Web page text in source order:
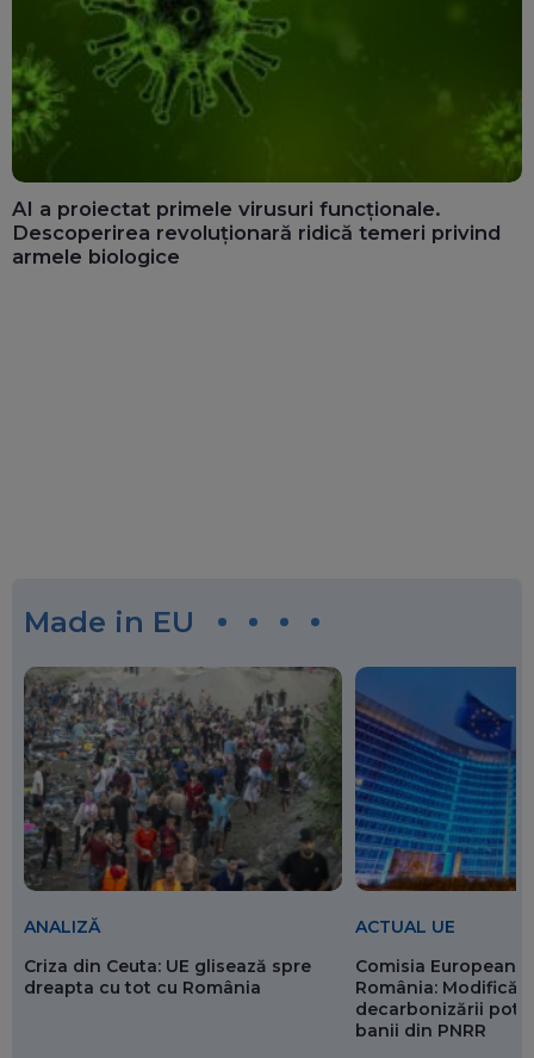
AI a proiectat primele virusuri funcționale.
Descoperirea revoluționară ridică temeri privind
armele biologice
Made in EU
ANALIZĂ
Criza din Ceuta: UE glisează spre
dreapta cu tot cu România
ACTUAL UE
Comisia Europeană
România:
decarbonizării pot
banii din PNRR